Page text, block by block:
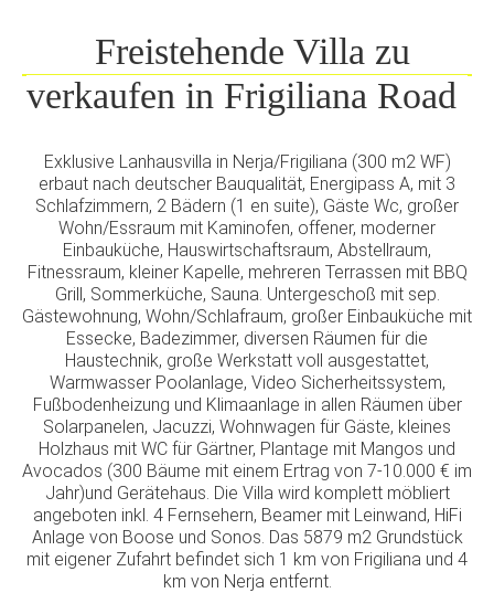
Freistehende Villa zu
verkaufen in Frigiliana Road
Exklusive Lanhausvilla in Nerja/Frigiliana (300 m2 WF)
erbaut nach deutscher Bauqualität, Energipass A, mit 3
Schlafzimmern, 2 Bädern (1 en suite), Gäste Wc, großer
Wohn/Essraum mit Kaminofen, offener, moderner
Einbauküche, Hauswirtschaftsraum, Abstellraum,
Fitnessraum, kleiner Kapelle, mehreren Terrassen mit BBQ
Grill, Sommerküche, Sauna. Untergeschoß mit sep.
Gästewohnung, Wohn/Schlafraum, großer Einbauküche mit
Essecke, Badezimmer, diversen Räumen für die
Haustechnik, große Werkstatt voll ausgestattet,
Warmwasser Poolanlage, Video Sicherheitssystem,
Fußbodenheizung und Klimaanlage in allen Räumen über
Solarpanelen, Jacuzzi, Wohnwagen für Gäste, kleines
Holzhaus mit WC für Gärtner, Plantage mit Mangos und
Avocados (300 Bäume mit einem Ertrag von 7-10.000 € im
Jahr)und Gerätehaus. Die Villa wird komplett möbliert
angeboten inkl. 4 Fernsehern, Beamer mit Leinwand, HiFi
Anlage von Boose und Sonos. Das 5879 m2 Grundstück
mit eigener Zufahrt befindet sich 1 km von Frigiliana und 4
km von Nerja entfernt.